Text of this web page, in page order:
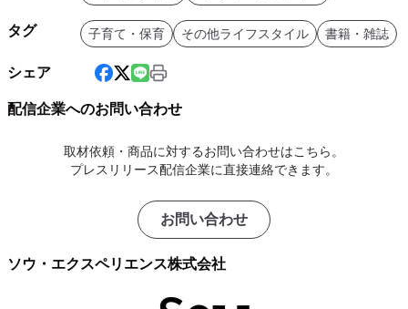
タグ 子育て・保育 その他ライフスタイル 書籍・雑誌
シェア
配信企業へのお問い合わせ
取材依頼・商品に対するお問い合わせはこちら。
プレスリリース配信企業に直接連絡できます。
お問い合わせ
ソウ・エクスペリエンス株式会社